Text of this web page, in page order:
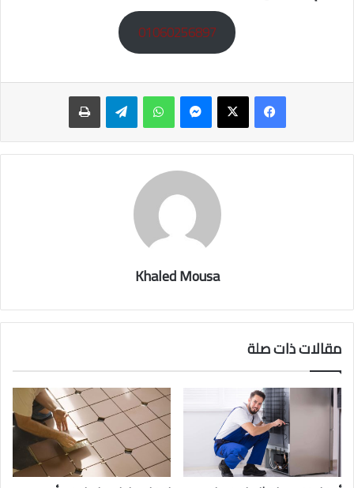
01060256897
ماسنجر واتساب تيلقرام طباعة
Khaled Mousa
مقالات ذات صلة